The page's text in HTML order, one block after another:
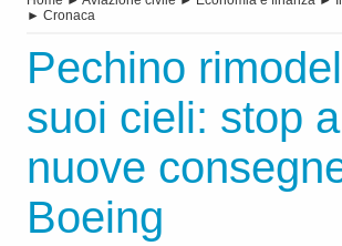
► Cronaca
Pechino
suoi cieli: stop a
nuove
Boeing